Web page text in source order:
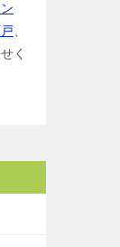
く